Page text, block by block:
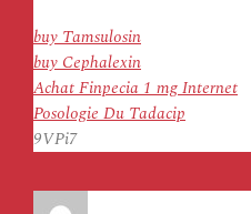
buy Tamsulosin
buy Cephalexin
Achat Finpecia 1 mg Internet
Posologie Du Tadacip
9VPi7